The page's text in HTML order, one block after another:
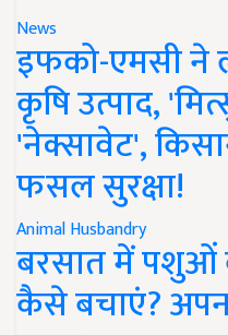
News
इफको-एमसी ने
कृषि उत्पाद,
'नेक्सावेट',
फसल सुरक्षा!
Animal Husbandry
बरसात में पशुओं
कैसे बचाएं?